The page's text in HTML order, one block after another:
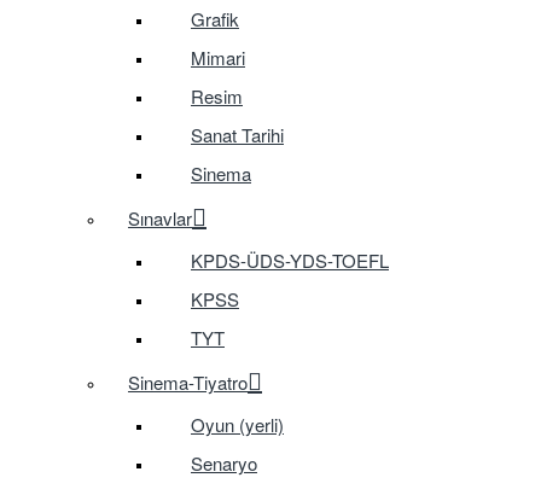
Grafik
Mimari
Resim
Sanat Tarihi
Sinema
Sınavlar
KPDS-ÜDS-YDS-TOEFL
KPSS
TYT
Sinema-Tiyatro
Oyun (yerli)
Senaryo